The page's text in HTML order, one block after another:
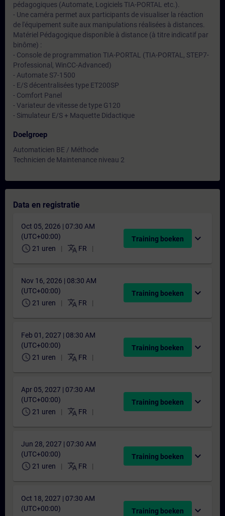
pédagogiques (Automate, Logiciels TIA-PORTAL etc.).
- Une caméra permet aux participants de visualiser la réaction
de l'équipement suite aux manipulations réalisées à distances.
Matériel Pédagogique disponible à distance (à titre indicatif par
binôme) :
- Console de programmation TIA-PORTAL (TIA-PORTAL, STEP7-
Professional, WinCC-Advanced)
- Automate S7-1500
- E/S décentralisées type ET200SP
- Comfort Panel
- Variateur de vitesse de type G120
- Simulateur E/S + Maquette Didactique
Doelgroep
Automaticien BE / Méthode
Technicien de Maintenance niveau 2
Data en registratie
Oct 05, 2026 | 07:30 AM
(UTC+00:00)
schedule 21 uren translate FR
Training boeken expand_more
Nov 16, 2026 | 08:30 AM
(UTC+00:00)
schedule 21 uren translate FR
Training boeken expand_more
Feb 01, 2027 | 08:30 AM
(UTC+00:00)
schedule 21 uren translate FR
Training boeken expand_more
Apr 05, 2027 | 07:30 AM
(UTC+00:00)
schedule 21 uren translate FR
Training boeken expand_more
Jun 28, 2027 | 07:30 AM
(UTC+00:00)
schedule 21 uren translate FR
Training boeken expand_more
Oct 18, 2027 | 07:30 AM
(UTC+00:00)
Training boeken expand_more